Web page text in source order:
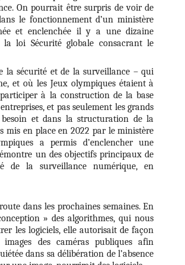
On pourrait être surpris de voir de
le fonctionnement d’un ministère
et enclenchée il y a une dizaine
loi Sécurité globale consacrant le
la sécurité et de la surveillance – qui
et où les Jeux olympiques étaient à
à la construction de la base
et pas seulement les grands
besoin et dans la structuration de la
mis en place en 2022 par le ministère
a permis d’enclencher une
un des objectifs principaux de
de la surveillance numérique, en
dans les prochaines semaines. En
» des algorithmes, qui nous
les logiciels, elle autorisait de façon
des caméras publiques afin
dans sa délibération de l’absence